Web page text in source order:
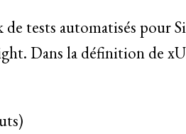
tests automatisés pour
Dans la définition de